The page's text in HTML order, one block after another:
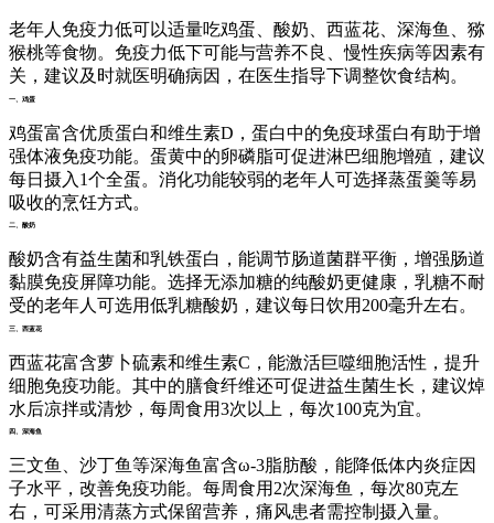
老年人免疫力低可以适量吃鸡蛋、酸奶、西蓝花、深海鱼、猕
猴桃等食物。免疫力低下可能与营养不良、慢性疾病等因素有
关，建议及时就医明确病因，在医生指导下调整饮食结构。
一、鸡蛋
鸡蛋富含优质蛋白和维生素D，蛋白中的免疫球蛋白有助于增
强体液免疫功能。蛋黄中的卵磷脂可促进淋巴细胞增殖，建议
每日摄入1个全蛋。消化功能较弱的老年人可选择蒸蛋羹等易
吸收的烹饪方式。
二、酸奶
酸奶含有益生菌和乳铁蛋白，能调节肠道菌群平衡，增强肠道
黏膜免疫屏障功能。选择无添加糖的纯酸奶更健康，乳糖不耐
受的老年人可选用低乳糖酸奶，建议每日饮用200毫升左右。
三、西蓝花
西蓝花富含萝卜硫素和维生素C，能激活巨噬细胞活性，提升
细胞免疫功能。其中的膳食纤维还可促进益生菌生长，建议焯
水后凉拌或清炒，每周食用3次以上，每次100克为宜。
四、深海鱼
三文鱼、沙丁鱼等深海鱼富含ω-3脂肪酸，能降低体内炎症因
子水平，改善免疫功能。每周食用2次深海鱼，每次80克左
右，可采用清蒸方式保留营养，痛风患者需控制摄入量。